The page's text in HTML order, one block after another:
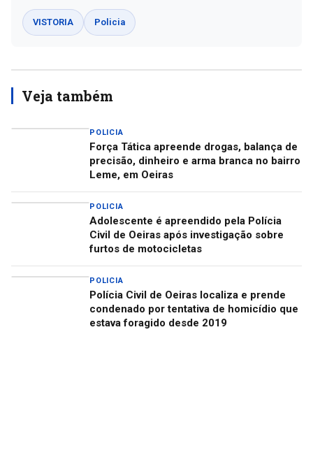
VISTORIA Policia
Veja também
POLICIA
Força Tática apreende drogas, balança de
precisão, dinheiro e arma branca no bairro
Leme, em Oeiras
POLICIA
Adolescente é apreendido pela Polícia
Civil de Oeiras após investigação sobre
furtos de motocicletas
POLICIA
Polícia Civil de Oeiras localiza e prende
condenado por tentativa de homicídio que
estava foragido desde 2019